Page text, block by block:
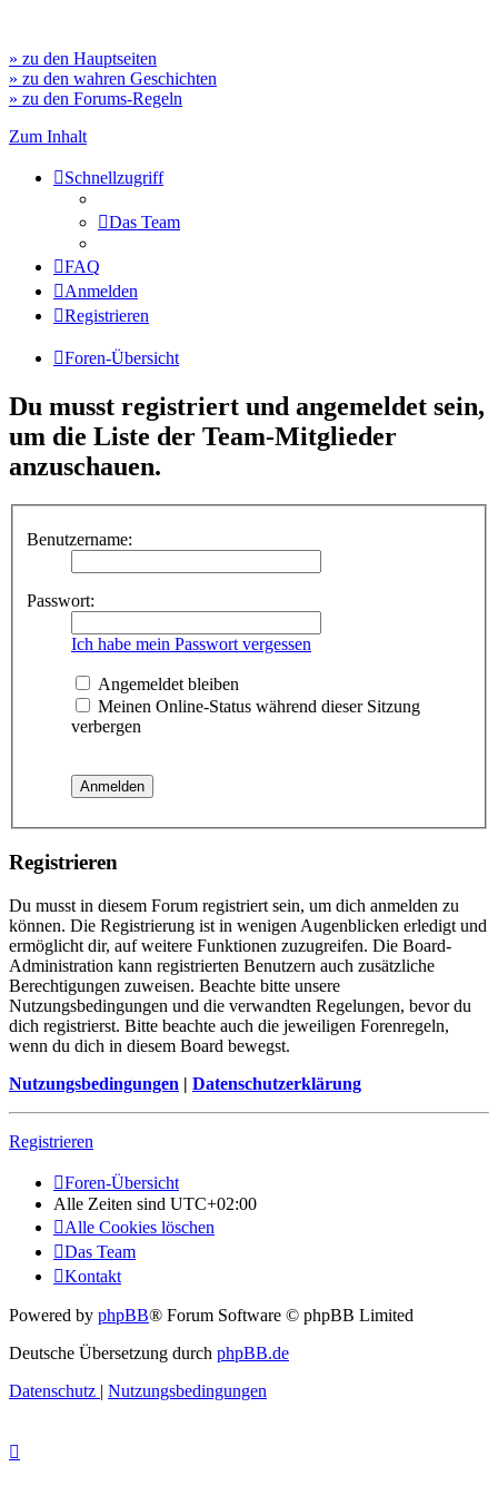
» zu den Hauptseiten
» zu den wahren Geschichten
» zu den Forums-Regeln
Zum Inhalt
Schnellzugriff
Das Team
FAQ
Anmelden
Registrieren
Foren-Übersicht
Du musst registriert und angemeldet sein,
um die Liste der Team-Mitglieder
anzuschauen.
Benutzername:
Passwort:
Ich habe mein Passwort vergessen
Angemeldet bleiben
Meinen Online-Status während dieser Sitzung
verbergen
Registrieren
Du musst in diesem Forum registriert sein, um dich anmelden zu
können. Die Registrierung ist in wenigen Augenblicken erledigt und
ermöglicht dir, auf weitere Funktionen zuzugreifen. Die Board-
Administration kann registrierten Benutzern auch zusätzliche
Berechtigungen zuweisen. Beachte bitte unsere
Nutzungsbedingungen und die verwandten Regelungen, bevor du
dich registrierst. Bitte beachte auch die jeweiligen Forenregeln,
wenn du dich in diesem Board bewegst.
Nutzungsbedingungen | Datenschutzerklärung
Registrieren
Foren-Übersicht
Alle Zeiten sind UTC+02:00
Alle Cookies löschen
Das Team
Kontakt
Powered by phpBB® Forum Software © phpBB Limited
Deutsche Übersetzung durch phpBB.de
Datenschutz | Nutzungsbedingungen